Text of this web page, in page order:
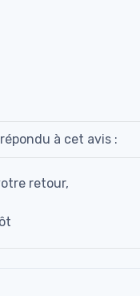
répondu à cet avis :
retour,